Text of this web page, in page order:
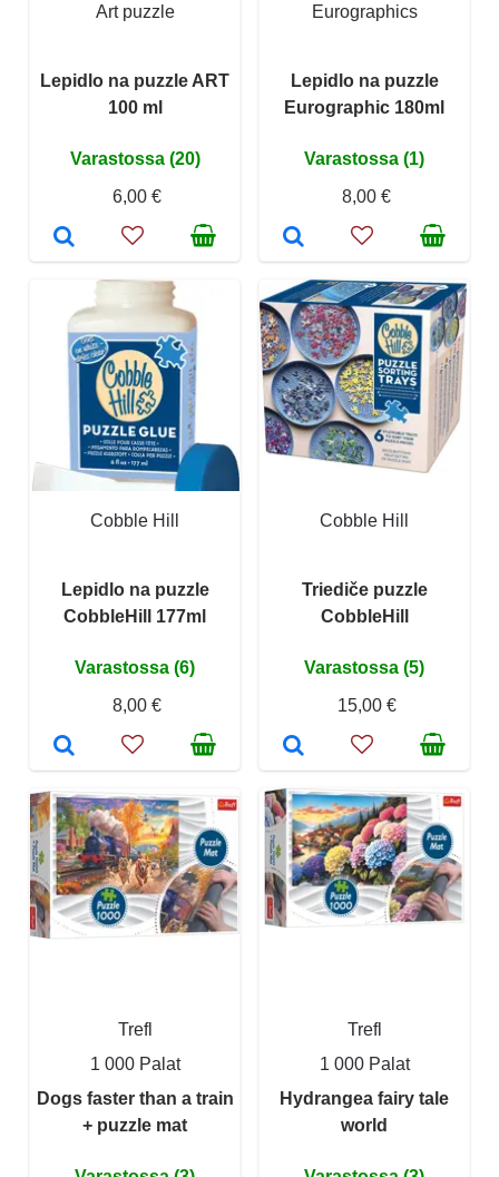
Art puzzle
Lepidlo na puzzle ART
100 ml
Varastossa (20)
6,00 €
Eurographics
Lepidlo na puzzle
Eurographic 180ml
Varastossa (1)
8,00 €
Cobble Hill
Lepidlo na puzzle
CobbleHill 177ml
Varastossa (6)
8,00 €
Cobble Hill
Triediče puzzle
CobbleHill
Varastossa (5)
15,00 €
Trefl
1 000 Palat
Dogs faster than a train
+ puzzle mat
Trefl
1 000 Palat
Hydrangea fairy tale
world